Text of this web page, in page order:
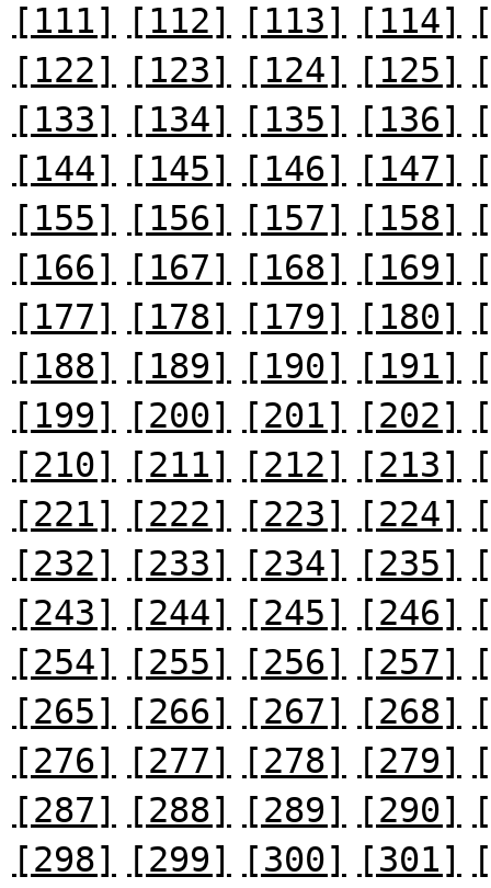
[111]
[112] [113] [114]
[122]
[123] [124] [125]
[133]
[134] [135] [136]
[144]
[145] [146] [147]
[155]
[156] [157] [158]
[166]
[167] [168] [169]
[177]
[178] [179] [180]
[188]
[189] [190] [191]
[199]
[200] [201] [202]
[210]
[211] [212] [213]
[221]
[222] [223] [224]
[232]
[233] [234] [235]
[243]
[244] [245] [246]
[254]
[255] [256] [257]
[265]
[266] [267] [268]
[276]
[277] [278] [279]
[287]
[288] [289] [290]
[298]
[299] [300] [301]